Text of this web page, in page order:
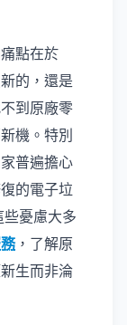
點在於
的，還是
到原廠零
機。特別
普遍擔心
的電子垃
憂慮大多
，了解原
生而非淪